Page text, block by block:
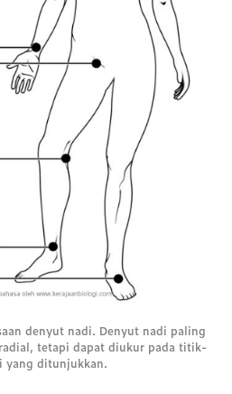
denyut nadi. Denyut nadi paling
tetapi dapat diukur pada titik-
yang ditunjukkan.